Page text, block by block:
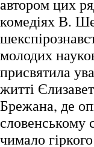
автором цих
комедіях В.
молодих
присвятила
житті
Брежана, де
словенському
чимало